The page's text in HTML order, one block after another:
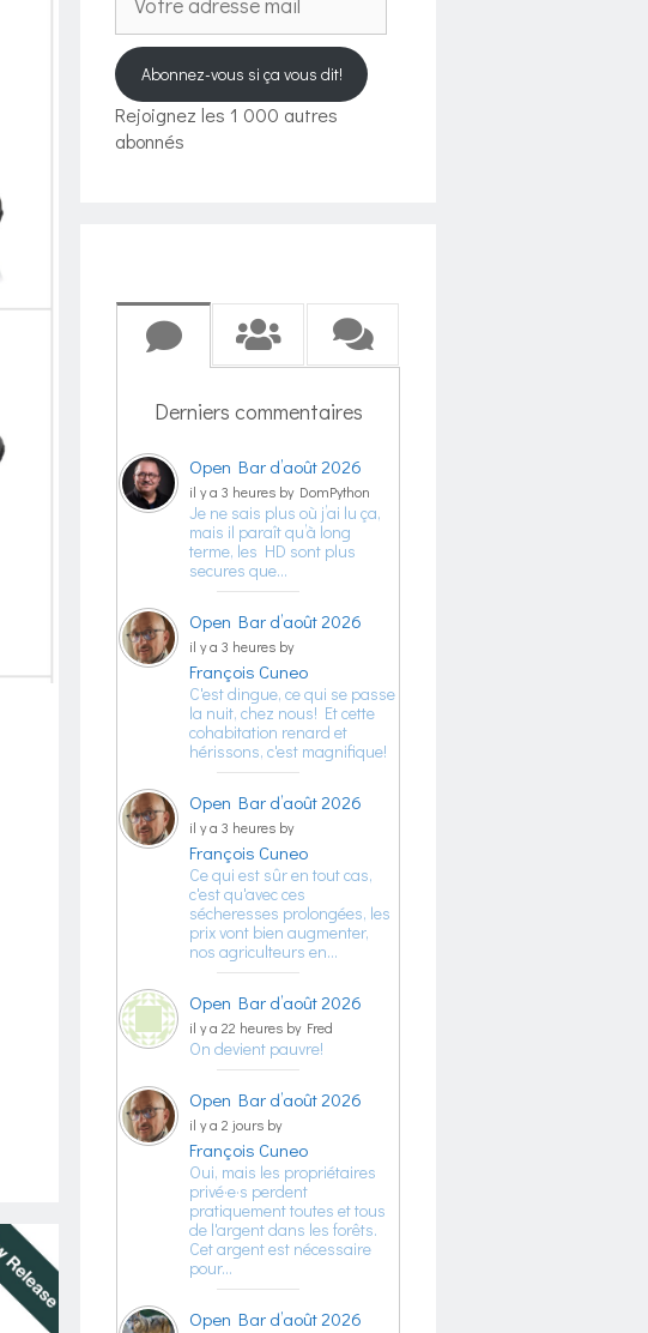
adresse
mail
Abonnez-vous si ça vous dit!
Rejoignez les 1 000 autres
abonnés
Derniers commentaires
Open Bar d’août 2026
il y a 3 heures by DomPython
Je ne sais plus où j’ai lu ça,
mais il paraît qu’à long
terme, les HD sont plus
secures que…
Open Bar d’août 2026
il y a 3 heures by
François Cuneo
C'est dingue, ce qui se passe
la nuit, chez nous! Et cette
cohabitation renard et
hérissons, c'est magnifique!
Open Bar d’août 2026
il y a 3 heures by
François Cuneo
Ce qui est sûr en tout cas,
c'est qu'avec ces
sécheresses prolongées, les
prix vont bien augmenter,
nos agriculteurs en…
Open Bar d’août 2026
il y a 22 heures by Fred
On devient pauvre!
Open Bar d’août 2026
il y a 2 jours by
François Cuneo
Oui, mais les propriétaires
privé·e·s perdent
pratiquement toutes et tous
de l'argent dans les forêts.
Cet argent est nécessaire
pour…
Open Bar d’août 2026